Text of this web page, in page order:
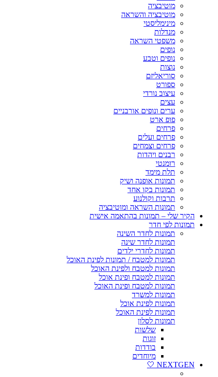
מוטיבציה
מוטיבציה והשראה
מינימליסטי
מנדלות
משפטי השראה
נופים
נופים וטבע
נוצות
סוריאליזם
ספורט
עיצוב נורדי
עצים
ערים ונופים אורבניים
פופ ארט
פרחים
פרחים ועלים
פרחים וצמחים
רבנים ויהדות
רומנטי
תלת מימד
תמונות אופנה ושיק
תמונות בקו אחד
תרבות וקולנוע
תמונות השראה ומוטיבציה
הקיר שלי – תמונות בהתאמה אישית
תמונות לפי חדר
תמונות לחדר השינה
תמונות לחדר שינה
תמונות לחדרי ילדים
תמונות למטבח / תמונות לפינת האוכל
תמונות למטבח ולפינת האוכל
תמונות למטבח ופינת אוכל
תמונות למטבח ופינת האוכל
תמונות למשרד
תמונות לפינת אוכל
תמונות לפינת האוכל
תמונות לסלון
שלשות
זוגות
בודדות
מיוחדים
NEXTGEN 🤍